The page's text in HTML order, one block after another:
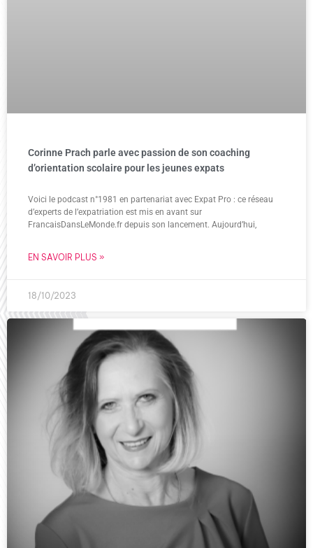
Corinne Prach parle avec passion de son coaching
d’orientation scolaire pour les jeunes expats
Voici le podcast n°1981 en partenariat avec Expat Pro : ce réseau
d’experts de l’expatriation est mis en avant sur
FrancaisDansLeMonde.fr depuis son lancement. Aujourd’hui,
EN SAVOIR PLUS »
18/10/2023